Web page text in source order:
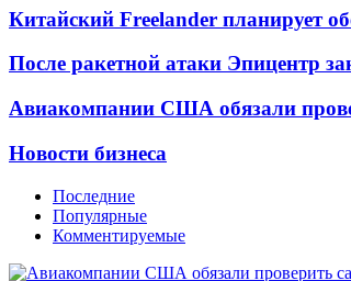
Китайский Freelander планирует
После ракетной атаки Эпицентр
Авиакомпании США обязали
Новости бизнеса
Последние
Популярные
Комментируемые